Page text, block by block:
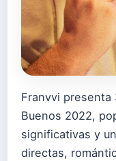
Franvvi presenta
Buenos 2022,
significativas y
directas,